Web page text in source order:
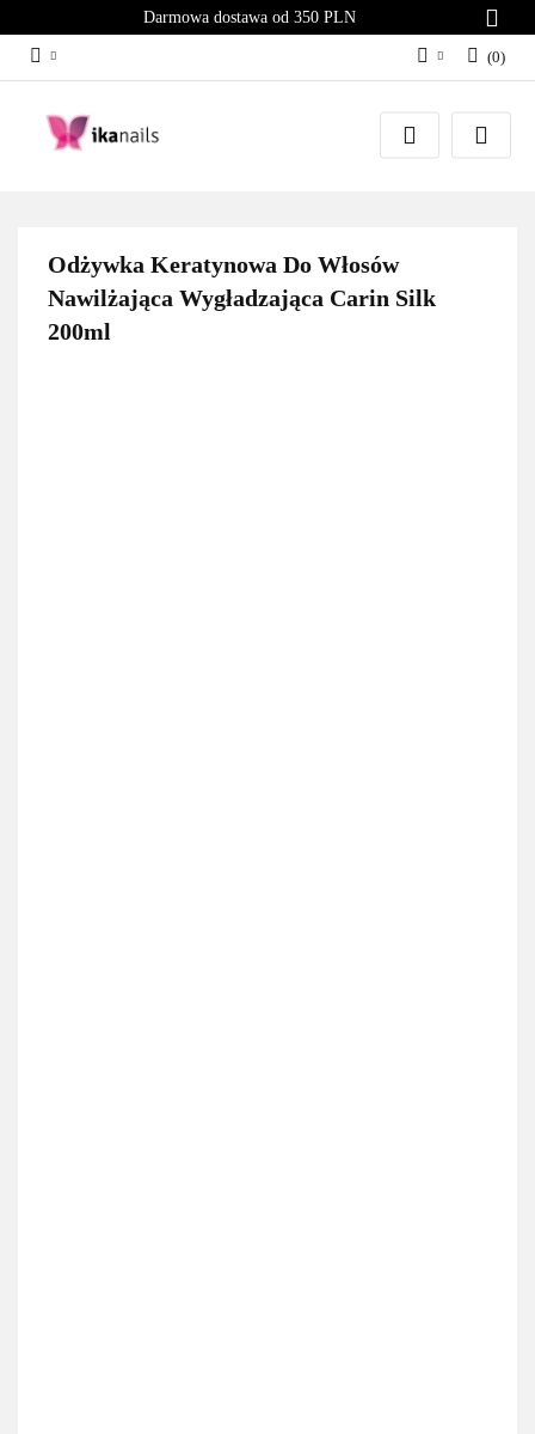
Darmowa dostawa od 350 PLN
Zaloguj się
Załóż konto
(0)
Odżywka Keratynowa Do Włosów
Nawilżająca Wygładzająca Carin Silk
200ml